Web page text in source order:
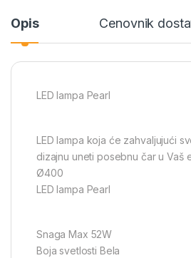
Opis Cenovnik
LED lampa Pearl
LED lampa koja će zahvaljujući
dizajnu uneti posebnu čar u Vaš
Ø400
LED lampa Pearl
Snaga Max 52W
Boja svetlosti Bela